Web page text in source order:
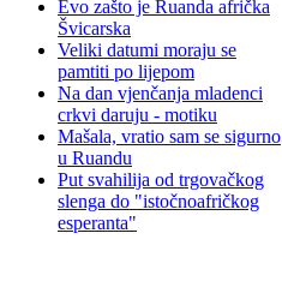
Evo zašto je Ruanda afrička
Švicarska
Veliki datumi moraju se
pamtiti po lijepom
Na dan vjenčanja mladenci
crkvi daruju - motiku
Mašala, vratio sam se sigurno
u Ruandu
Put svahilija od trgovačkog
slenga do "istočnoafričkog
esperanta"